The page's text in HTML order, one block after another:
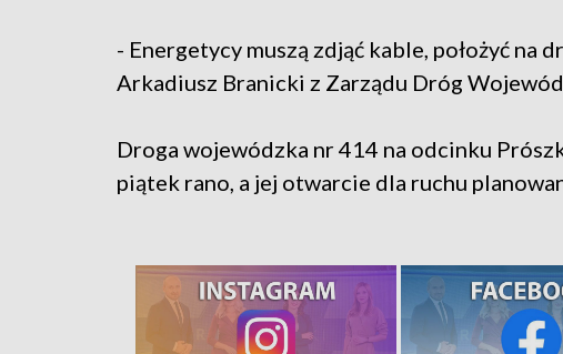
- Energetycy muszą zdjąć kable, położyć na
Arkadiusz Branicki z Zarządu Dróg
Droga wojewódzka nr 414 na odcinku
piątek rano, a jej otwarcie dla ruchu